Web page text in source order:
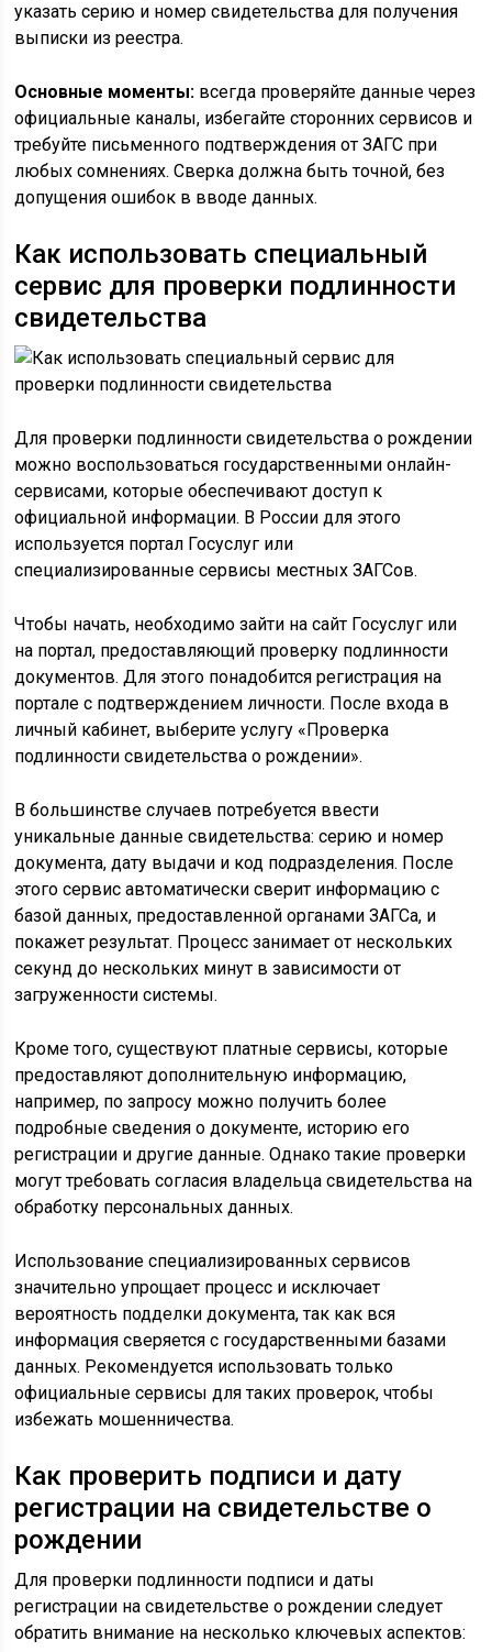
указать серию и номер свидетельства для получения
выписки из реестра.
Основные моменты: всегда проверяйте данные через
официальные каналы, избегайте сторонних сервисов и
требуйте письменного подтверждения от ЗАГС при
любых сомнениях. Сверка должна быть точной, без
допущения ошибок в вводе данных.
Как использовать специальный
сервис для проверки подлинности
свидетельства
Для проверки подлинности свидетельства о рождении
можно воспользоваться государственными онлайн-
сервисами, которые обеспечивают доступ к
официальной информации. В России для этого
используется портал Госуслуг или
специализированные сервисы местных ЗАГСов.
Чтобы начать, необходимо зайти на сайт Госуслуг или
на портал, предоставляющий проверку подлинности
документов. Для этого понадобится регистрация на
портале с подтверждением личности. После входа в
личный кабинет, выберите услугу «Проверка
подлинности свидетельства о рождении».
В большинстве случаев потребуется ввести
уникальные данные свидетельства: серию и номер
документа, дату выдачи и код подразделения. После
этого сервис автоматически сверит информацию с
базой данных, предоставленной органами ЗАГСа, и
покажет результат. Процесс занимает от нескольких
секунд до нескольких минут в зависимости от
загруженности системы.
Кроме того, существуют платные сервисы, которые
предоставляют дополнительную информацию,
например, по запросу можно получить более
подробные сведения о документе, историю его
регистрации и другие данные. Однако такие проверки
могут требовать согласия владельца свидетельства на
обработку персональных данных.
Использование специализированных сервисов
значительно упрощает процесс и исключает
вероятность подделки документа, так как вся
информация сверяется с государственными базами
данных. Рекомендуется использовать только
официальные сервисы для таких проверок, чтобы
избежать мошенничества.
Как проверить подписи и дату
регистрации на свидетельстве о
рождении
Для проверки подлинности подписи и даты
регистрации на свидетельстве о рождении следует
обратить внимание на несколько ключевых аспектов: